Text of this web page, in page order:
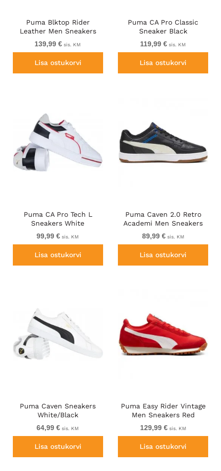
Puma Blktop Rider
Leather Men Sneakers
Black
139,99 € sis. KM
Lisa ostukorvi
Puma CA Pro Classic
Sneaker Black
119,99 € sis. KM
Lisa ostukorvi
Puma CA Pro Tech L
Sneakers White
99,99 € sis. KM
Lisa ostukorvi
Puma Caven 2.0 Retro
Academi Men Sneakers
Black-White
89,99 €sis. KM
Lisa ostukorvi
Puma Caven Sneakers
White/Black
64,99 € sis. KM
Lisa ostukorvi
Puma Easy Rider Vintage
Men Sneakers Red
129,99 €sis. KM
Lisa ostukorvi